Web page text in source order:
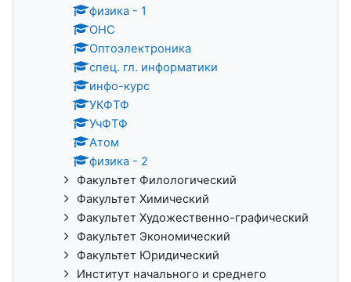
физика - 1
ОНС
Оптоэлектроника
спец. гл. информатики
инфо-курс
УКФТФ
УчФТФ
Атом
физика - 2
Факультет Филологический
Факультет Химический
Факультет Художественно-графический
Факультет Экономический
Факультет Юридический
Институт начального и среднего